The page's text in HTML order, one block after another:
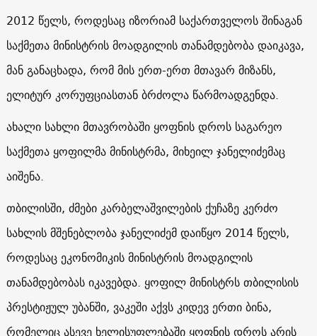
2012 წელს, როდესაც იზორიამ საქართველოს შინაგან
საქმეთა მინისტრის მოადგილის თანამდებობა დაიკავა,
მან განაცხადა, რომ მის ერთ-ერთ მთავარ მიზანს,
ელიტურ კორუფციასთან ბრძოლა წარმოადგენდა.
ახალი სახლი მთავრობაში ყოფნის დროს საგარეო
საქმეთა ყოფილმა მინისტრმა, მიხეილ ჯანელიძემაც
აიშენა.
თბილისში, ძმები კარბელაშვილების ქუჩაზე კერძო
სახლის მშენებლობა ჯანელიძემ დაიწყო 2014 წელს,
როდესაც ეკონომიკის მინისტრის მოადგილის
თანამდებობას იკავებდა. ყოფილ მინისტრს თბილისის
პრესტიჟულ უბანში, ვაკეში აქვს კიდევ ერთი ბინა,
რომელიც ასევე ხელისუფლებაში ყოფნის დროს არის